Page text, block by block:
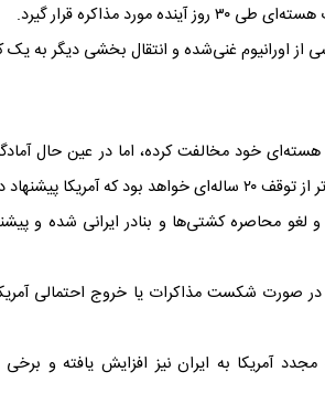
مذاکره قرار گیرد.
اورانیوم غنی‌شده و انتقال بخشی دیگر به یک
خود مخالفت کرده، اما در عین حال
داده است.
لغو محاصره کشتی‌ها و بنادر ایرانی شده و
شکست مذاکرات یا خروج احتمالی آمریکا
مجدد آمریکا به ایران نیز افزایش یافته و